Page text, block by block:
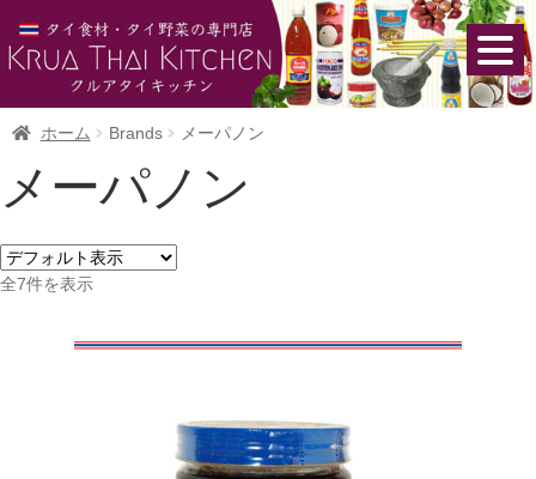
ホーム Brands メーパノン
メーパノン
全7件を表示